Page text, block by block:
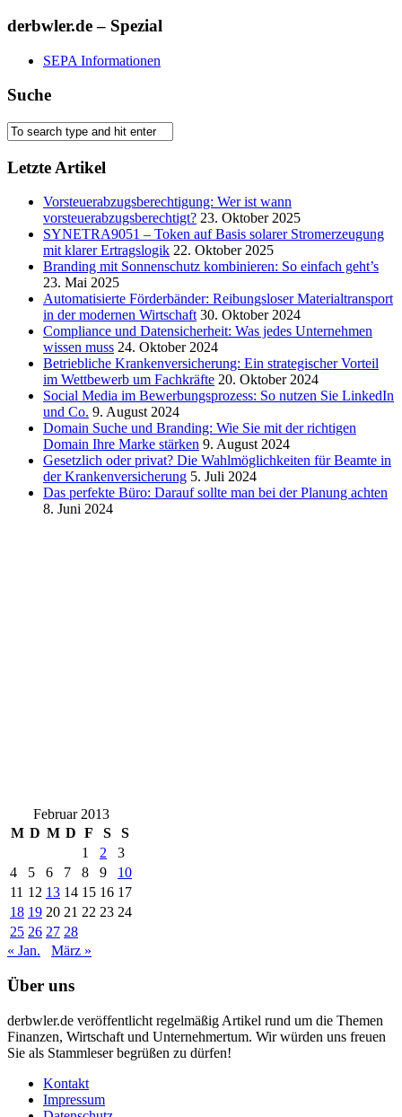
derbwler.de – Spezial
SEPA Informationen
Suche
Letzte Artikel
Vorsteuerabzugsberechtigung: Wer ist wann
vorsteuerabzugsberechtigt? 23. Oktober 2025
SYNETRA9051 – Token auf Basis solarer Stromerzeugung
mit klarer Ertragslogik 22. Oktober 2025
Branding mit Sonnenschutz kombinieren: So einfach geht’s
23. Mai 2025
Automatisierte Förderbänder: Reibungsloser Materialtransport
in der modernen Wirtschaft 30. Oktober 2024
Compliance und Datensicherheit: Was jedes Unternehmen
wissen muss 24. Oktober 2024
Betriebliche Krankenversicherung: Ein strategischer Vorteil
im Wettbewerb um Fachkräfte 20. Oktober 2024
Social Media im Bewerbungsprozess: So nutzen Sie LinkedIn
und Co. 9. August 2024
Domain Suche und Branding: Wie Sie mit der richtigen
Domain Ihre Marke stärken 9. August 2024
Gesetzlich oder privat? Die Wahlmöglichkeiten für Beamte in
der Krankenversicherung 5. Juli 2024
Das perfekte Büro: Darauf sollte man bei der Planung achten
8. Juni 2024
Februar 2013
M D M D F S
S
1
2
3
4
5 6 7 8 9
10
11 12 13 14 15 16 17
18 19 20 21 22 23 24
25 26 27 28
« Jan.
März »
Über uns
derbwler.de veröffentlicht regelmäßig Artikel rund um die Themen
Finanzen, Wirtschaft und Unternehmertum. Wir würden uns freuen
Sie als Stammleser begrüßen zu dürfen!
Kontakt
Impressum